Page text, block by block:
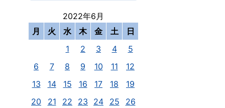
2022年6月
月
火 水 木 金 土
日
1
2 3 4
5
6
7 8 9 10 11
12
13
14 15 16 17 18
19
20
21 22 23 24 25
26